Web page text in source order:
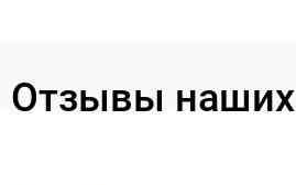
Отзывы наших